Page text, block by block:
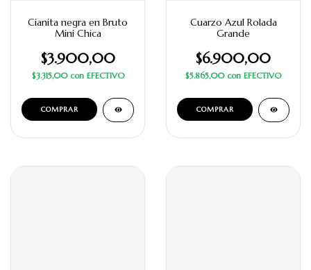
Cianita negra en Bruto
Mini Chica
$3.900,00
$3.315,00 con EFECTIVO
Cuarzo Azul Rolada
Grande
$6.900,00
$5.865,00 con EFECTIVO